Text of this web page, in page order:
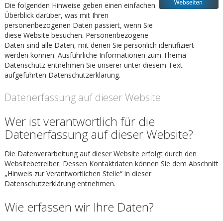
Die folgenden Hinweise geben einen einfachen
Überblick darüber, was mit Ihren
personenbezogenen Daten passiert, wenn Sie
diese Website besuchen. Personenbezogene
Daten sind alle Daten, mit denen Sie persönlich identifiziert
werden können. Ausführliche Informationen zum Thema
Datenschutz entnehmen Sie unserer unter diesem Text
aufgeführten Datenschutzerklärung.
Datenerfassung auf dieser Website
Wer ist verantwortlich für die
Datenerfassung auf dieser Website?
Die Datenverarbeitung auf dieser Website erfolgt durch den
Websitebetreiber. Dessen Kontaktdaten können Sie dem Abschnitt
„Hinweis zur Verantwortlichen Stelle“ in dieser
Datenschutzerklärung entnehmen.
Wie erfassen wir Ihre Daten?